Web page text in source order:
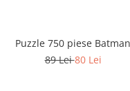
Puzzle 750 piese Batman
89 Lei80 Lei